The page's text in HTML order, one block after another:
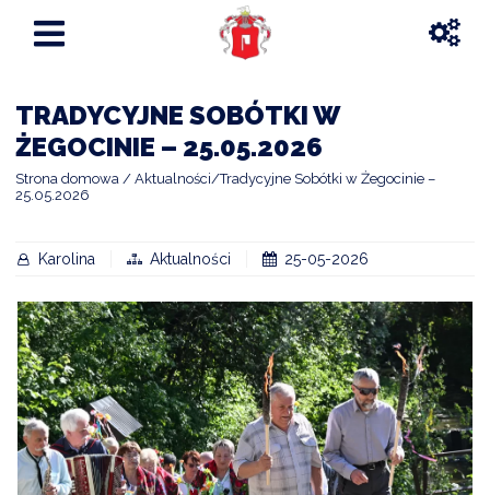
TRADYCYJNE SOBÓTKI W
ŻEGOCINIE – 25.05.2026
Strona domowa Aktualności Tradycyjne Sobótki w Żegocinie –
25.05.2026
Karolina Aktualności 25-05-2026